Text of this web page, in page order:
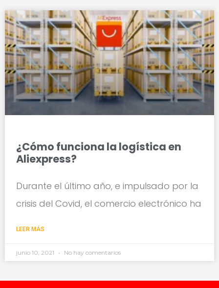
¿Cómo funciona la logística en
Aliexpress?
Durante el último año, e impulsado por la
crisis del Covid, el comercio electrónico ha
LEER MÁS
junio 10, 2021 No hay comentarios